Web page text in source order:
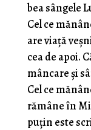
bea sângele
Cel ce
are viaţă
cea de apoi.
mâncare şi
Cel ce
rămâne în
puţin este